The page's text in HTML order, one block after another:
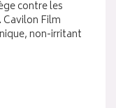
contre les
Film
non-irritant